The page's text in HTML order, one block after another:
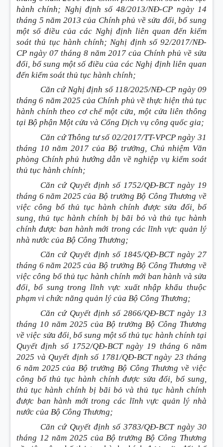
hành chính; Nghị định số 48/2013/NĐ-CP ngày 14
tháng 5 năm 2013 của Chính phủ về sửa đổi, bổ sung
một số điều của các Nghị định liên quan đến kiểm
soát thủ tục hành chính; Nghị định số 92/2017/NĐ-
CP ngày 07 tháng 8 năm 2017 của Chính phủ về sửa
đổi, bổ sung một số điều của các Nghị định liên quan
đến kiểm soát thủ tục hành chính;
Căn cứ Nghị định số 118/2025/NĐ-CP ngày 09
tháng 6 năm 2025 của Chính phủ về thực hiện thủ tục
hành chính theo cơ chế một cửa, một cửa liên thông
tại Bộ phận Một cửa và Cổng Dịch vụ công quốc gia;
Căn cứ Thông tư số 02/2017/TT-VPCP ngày 31
tháng 10 năm 2017 của Bộ trưởng, Chủ nhiệm Văn
phòng Chính phủ hướng dẫn về nghiệp vụ kiểm soát
thủ tục hành chính;
Căn cứ Quyết định số 1752/QĐ-BCT ngày 19
tháng 6 năm 2025 của Bộ trưởng Bộ Công Thương về
việc công bố thủ tục hành chính được sửa đổi, bổ
sung, thủ tục hành chính bị bãi bỏ và thủ tục hành
chính được ban hành mới trong các lĩnh vực quản lý
nhà nước của Bộ Công Thương;
Căn cứ Quyết định số 1845/QĐ-BCT ngày 27
tháng 6 năm 2025 của Bộ trưởng Bộ Công Thương về
việc công bố thủ tục hành chính mới ban hành và sửa
đổi, bổ sung trong lĩnh vực xuất nhập khẩu thuộc
phạm vi chức năng quản lý của Bộ Công Thương;
Căn cứ Quyết định số 2866/QĐ-BCT ngày 13
tháng 10 năm 2025 của Bộ trưởng Bộ Công Thương
về việc sửa đổi, bổ sung một số thủ tục hành chính tại
Quyết định số 1752/QĐ-BCT ngày 19 tháng 6 năm
2025 và Quyết định số 1781/QĐ-BCT ngày 23 tháng
6 năm 2025 của Bộ trưởng Bộ Công Thương về việc
công bố thủ tục hành chính được sửa đổi, bổ sung,
thủ tục hành chính bị bãi bỏ và thủ tục hành chính
được ban hành mới trong các lĩnh vực quản lý nhà
nước của Bộ Công Thương;
Căn cứ Quyết định số 3783/QĐ-BCT ngày 30
tháng 12 năm 2025 của Bộ trưởng Bộ Công Thương